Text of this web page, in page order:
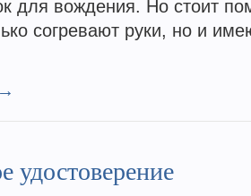
для вождения. Но стоит
согревают руки, но и
удостоверение